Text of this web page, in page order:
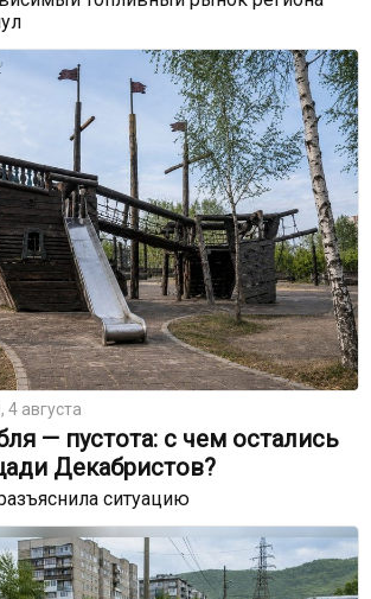
4 августа
— пустота: с чем остались
Декабристов?
ситуацию